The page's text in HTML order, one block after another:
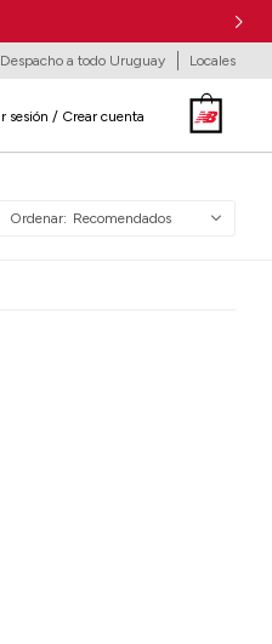
Despacho a todo Uruguay Locales
Recomendados